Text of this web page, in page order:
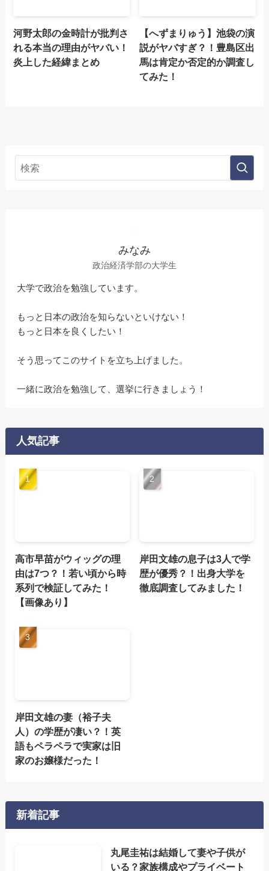
河野太郎の金時計が批判さ
れる本当の理由がヤバい！
炎上した経緯まとめ
【へずまりゅう】池袋の演
説がヤバすぎ？！豊島区出
馬は肯定か否定的か調査し
てみた！
みなみ
政治経済学部の大学生
大学で政治を勉強しています。
もっと日本の政治を知らないといけない！
もっと日本を良くしたい！
そう思ってこのサイトを立ち上げました。
一緒に政治を勉強して、選挙に行きましょう！
人気記事
高市早苗がウィッグの理
由は7つ？！若い頃から時
系列で検証してみた！
【画像あり】
岸田文雄の息子は3人で学
歴が優秀？！出身大学を
徹底調査してみました！
岸田文雄の妻（裕子夫
人）の学歴が凄い？！英
語もペラペラで実家は旧
家のお嬢様だった！
新着記事
丸尾圭祐は結婚して妻や子供が
いる？家族構成やプライベート